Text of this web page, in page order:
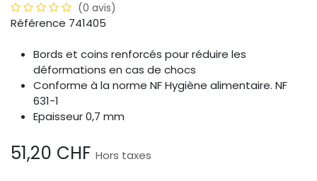
(0 avis)
Référence 741405
Bords et coins renforcés pour réduire les
déformations en cas de chocs
Conforme à la norme NF Hygiène alimentaire. NF
631-1
Epaisseur 0,7 mm
51,20 CHF Hors taxes